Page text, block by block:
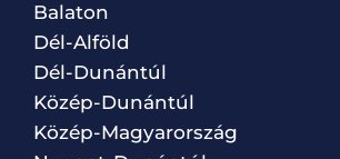
Balaton
Dél-Alföld
Dél-Dunántúl
Közép-Dunántúl
Közép-Magyarország